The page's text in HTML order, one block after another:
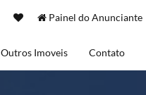
Painel do Anunciante
Outros Imoveis Contato